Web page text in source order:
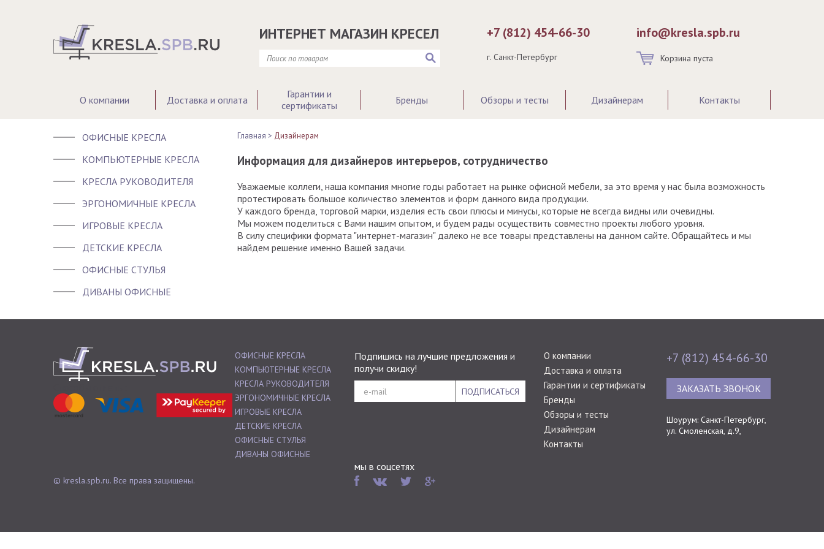
ИНТЕРНЕТ МАГАЗИН КРЕСЕЛ +7 (812) 454-66-30
г. Санкт-Петербург
info@kresla.spb.ru
Корзина пуста
О компании Доставка и оплата
Гарантии и
сертификаты
Бренды Обзоры и тесты Дизайнерам Контакты
ОФИСНЫЕ КРЕСЛА
КОМПЬЮТЕРНЫЕ КРЕСЛА
КРЕСЛА РУКОВОДИТЕЛЯ
ЭРГОНОМИЧНЫЕ КРЕСЛА
ИГРОВЫЕ КРЕСЛА
ДЕТСКИЕ КРЕСЛА
ОФИСНЫЕ СТУЛЬЯ
ДИВАНЫ ОФИСНЫЕ
Главная > Дизайнерам
Информация для дизайнеров интерьеров, сотрудничество
Уважаемые коллеги, наша компания многие годы работает на рынке офисной мебели, за это время у нас была возможность
протестировать большое количество элементов и форм данного вида продукции.
У каждого бренда, торговой марки, изделия есть свои плюсы и минусы, которые не всегда видны или очевидны.
Мы можем поделиться с Вами нашим опытом, и будем рады осуществить совместно проекты любого уровня.
В силу специфики формата "интернет-магазин" далеко не все товары представлены на данном сайте. Обращайтесь и мы
найдем решение именно Вашей задачи.
© kresla.spb.ru. Все права защищены.
ОФИСНЫЕ КРЕСЛА
КОМПЬЮТЕРНЫЕ КРЕСЛА
КРЕСЛА РУКОВОДИТЕЛЯ
ЭРГОНОМИЧНЫЕ КРЕСЛА
ИГРОВЫЕ КРЕСЛА
ДЕТСКИЕ КРЕСЛА
ОФИСНЫЕ СТУЛЬЯ
ДИВАНЫ ОФИСНЫЕ
Подпишись на лучшие предложения и
получи скидку!
ПОДПИСАТЬСЯ
мы в соцсетях
О компании
Доставка и оплата
Гарантии и сертификаты
Бренды
Обзоры и тесты
Дизайнерам
Контакты
+7 (812) 454-66-30
ЗАКАЗАТЬ ЗВОНОК
Шоурум: Санкт-Петербург,
ул. Смоленская, д.9,